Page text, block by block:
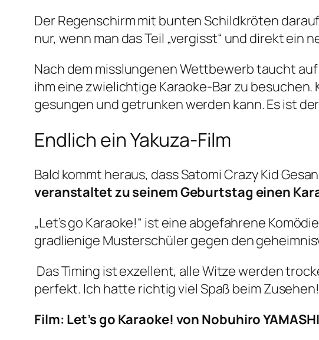
Der Regenschirm mit bunten Schildkröten
nur, wenn man das Teil „vergisst“ und direkt ein
Nach dem misslungenen Wettbewerb taucht
ihm eine zwielichtige Karaoke-Bar zu
gesungen und getrunken werden kann. Es ist
Endlich ein Yakuza-Film
Bald kommt heraus, dass Satomi Crazy Kid
veranstaltet zu seinem Geburtstag einen
„Let’s go Karaoke!“ ist eine abgefahrene
gradlienige Musterschüler gegen den
Das Timing ist exzellent, alle Witze werden
perfekt. Ich hatte richtig viel Spaß beim Zusehen!
Film: Let’s go Karaoke! von Nobuhiro